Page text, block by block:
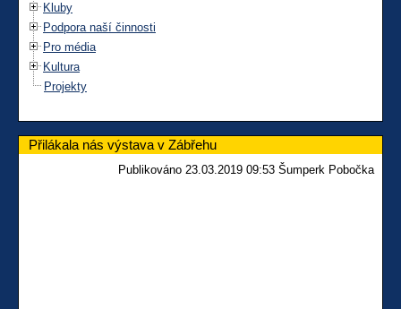
Kluby
Podpora naší činnosti
Pro média
Kultura
Projekty
Přilákala nás výstava v Zábřehu
Publikováno 23.03.2019 09:53 Šumperk Pobočka